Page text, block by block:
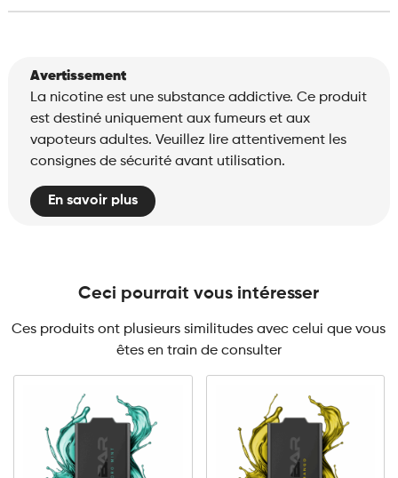
Avertissement
La nicotine est une substance addictive. Ce produit
est destiné uniquement aux fumeurs et aux
vapoteurs adultes. Veuillez lire attentivement les
consignes de sécurité avant utilisation.
En savoir plus
Ceci pourrait vous intéresser
Ces produits ont plusieurs similitudes avec celui que vous
êtes en train de consulter